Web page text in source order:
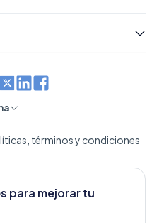
para mejorar tu
términos y condiciones